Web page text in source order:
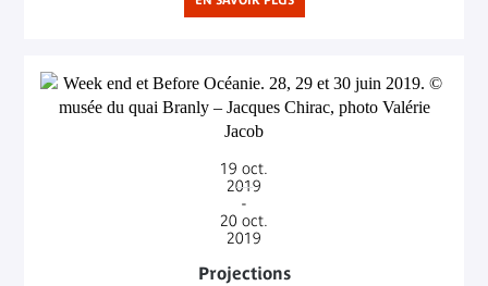
19 oct.
2019
-
20 oct.
2019
Projections